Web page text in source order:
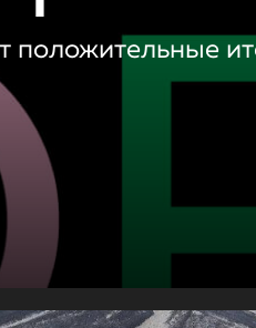
положительные